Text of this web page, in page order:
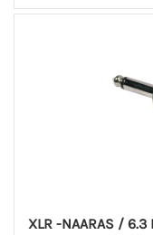
XLR -NAARAS / 6.3